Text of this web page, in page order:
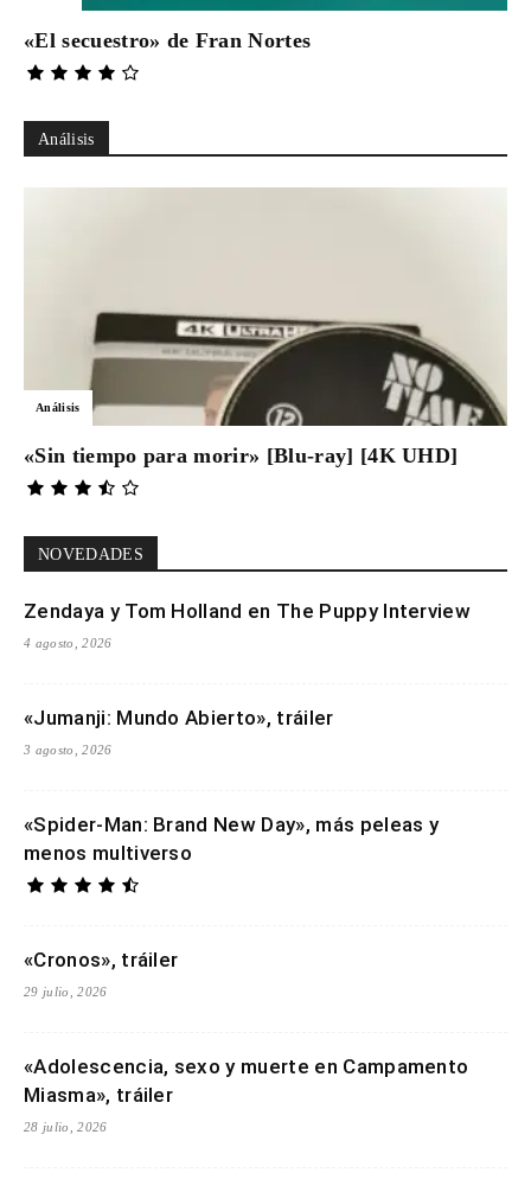
«El secuestro» de Fran Nortes
Análisis
Análisis
«Sin tiempo para morir» [Blu-ray] [4K UHD]
NOVEDADES
Zendaya y Tom Holland en The Puppy Interview
4 agosto, 2026
«Jumanji: Mundo Abierto», tráiler
3 agosto, 2026
«Spider-Man: Brand New Day», más peleas y
menos multiverso
«Cronos», tráiler
29 julio, 2026
«Adolescencia, sexo y muerte en Campamento
Miasma», tráiler
28 julio, 2026